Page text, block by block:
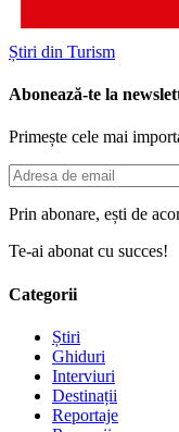
Știri din Turism
Abonează-te la
Primește cele mai
Prin abonare, ești de
Te-ai abonat cu succes!
Categorii
Știri
Ghiduri
Interviuri
Destinații
Reportaje